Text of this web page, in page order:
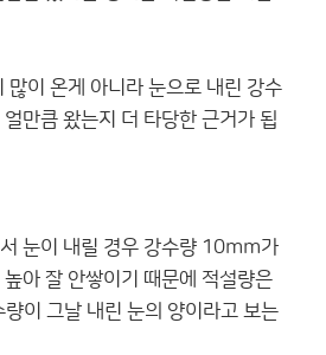
많이 온게 아니라 눈으로 내린 강수
만큼 왔는지 더 타당한 근거가 됩
눈이 내릴 경우 강수량 10mm가
아 잘 안쌓이기 때문에 적설량은
이 그날 내린 눈의 양이라고 보는